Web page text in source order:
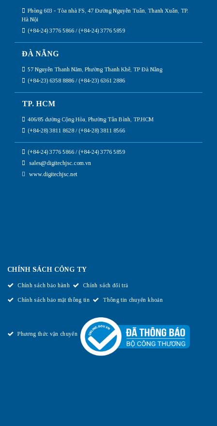
Phòng 603 - Tòa nhà FS, 47 Đường Nguyễn Tuân, Thanh Xuân, TP.
Hà Nội
(+84-24) 3776 5866 / (+84-24) 3776 5859
ĐÀ NẴNG
57 Nguyễn Thanh Năm, Phường Thanh Khê, TP Đà Nẵng
(+84-23) 6358 8886 / (+84-23) 6361 2886
TP. HCM
406/85 đường Cộng Hòa, Phường Tân Bình, TP.HCM
(+84-28) 3811 8628 / (+84-28) 3811 8566
(+84-24) 3776 5866 / (+84-24) 3776 5859
sales@digitechjsc.com.vn
www.digitechjsc.net
CHÍNH SÁCH CÔNG TY
Chính sách bảo hành Chính sách đổi trả
Chính sách bảo mật thông tin Thông tin chuyển khoản
Phương thức vận chuyển